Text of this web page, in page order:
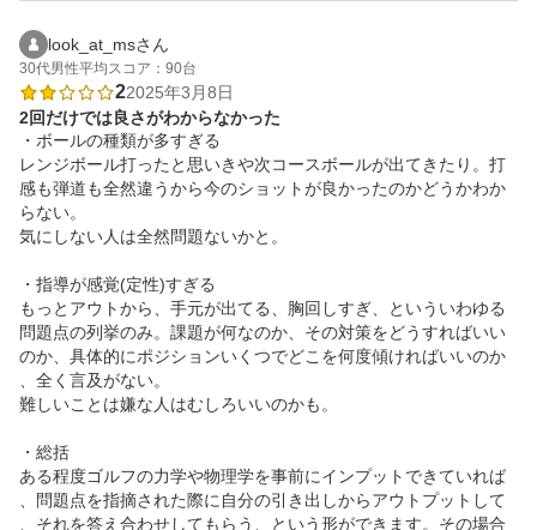
look_at_msさん
30代男性平均スコア：90台
22025年3月8日
2回だけでは良さがわからなかった
・ボールの種類が多すぎる
レンジボール打ったと思いきや次コースボールが出てきたり。打
感も弾道も全然違うから今のショットが良かったのかどうかわか
らない。
気にしない人は全然問題ないかと。
・指導が感覚(定性)すぎる
もっとアウトから、手元が出てる、胸回しすぎ、といういわゆる
問題点の列挙のみ。課題が何なのか、その対策をどうすればいい
のか、具体的にポジションいくつでどこを何度傾ければいいのか
、全く言及がない。
難しいことは嫌な人はむしろいいのかも。
・総括
ある程度ゴルフの力学や物理学を事前にインプットできていれば
、問題点を指摘された際に自分の引き出しからアウトプットして
、それを答え合わせしてもらう、という形ができます。その場合